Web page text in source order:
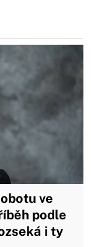
ve
podle
i ty